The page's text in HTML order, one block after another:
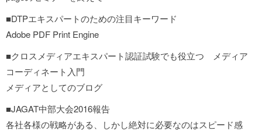
■DTPエキスパートのための注目キーワード
Adobe PDF Print Engine
■クロスメディアエキスパート認証試験でも役立つ メディア
コーディネート入門
メディアとしてのブログ
■JAGAT中部大会2016報告
各社各様の戦略がある、しかし絶対に必要なのはスピード感